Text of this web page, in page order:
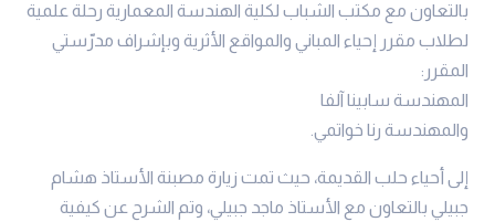
بالتعاون مع مكتب الشباب لكلية الهندسة المعمارية رحلة علمية
لطلاب مقرر إحياء المباني والمواقع الأثرية وبإشراف مدرّستي
المقرر:
المهندسة سابينا آلفا
والمهندسة رنا خواتمي.
إلى أحياء حلب القديمة، حيث تمت زيارة مصبنة الأستاذ هشام
جبيلي بالتعاون مع الأستاذ ماجد جبيلي، وتم الشرح عن كيفية